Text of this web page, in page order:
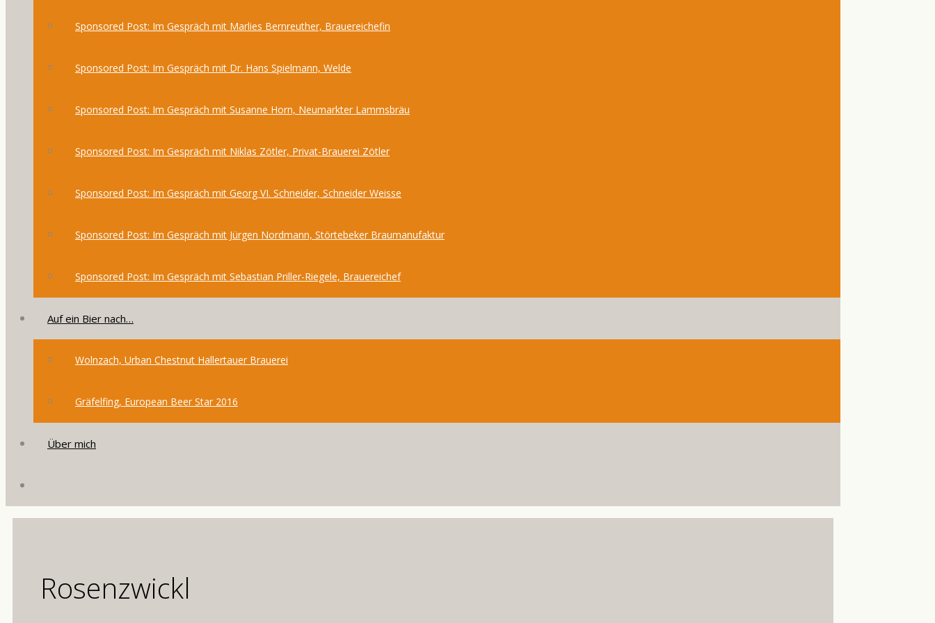
Sponsored Post: Im Gespräch mit Marlies Bernreuther, Brauereichefin
Sponsored Post: Im Gespräch mit Dr. Hans Spielmann, Welde
Sponsored Post: Im Gespräch mit Susanne Horn, Neumarkter Lammsbräu
Sponsored Post: Im Gespräch mit Niklas Zötler, Privat-Brauerei Zötler
Sponsored Post: Im Gespräch mit Georg VI. Schneider, Schneider Weisse
Sponsored Post: Im Gespräch mit Jürgen Nordmann, Störtebeker Braumanufaktur
Sponsored Post: Im Gespräch mit Sebastian Priller-Riegele, Brauereichef
Auf ein Bier nach…
Wolnzach, Urban Chestnut Hallertauer Brauerei
Gräfelfing, European Beer Star 2016
Über mich
Rosenzwickl